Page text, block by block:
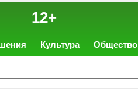
12+
Культура Общество